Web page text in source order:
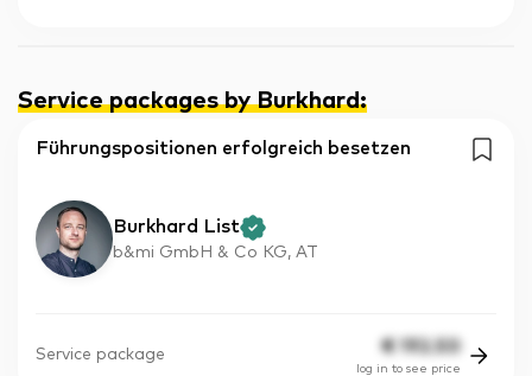
Service packages by Burkhard:
Führungspositionen erfolgreich besetzen
Burkhard List
b&mi GmbH & Co KG, AT
Service package € 192.50
log in to see price